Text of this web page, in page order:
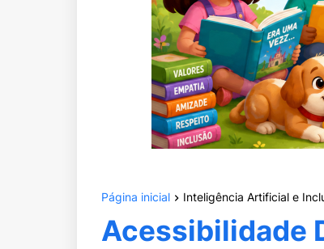
Página inicial Inteligência Artificial e
Acessibilidade